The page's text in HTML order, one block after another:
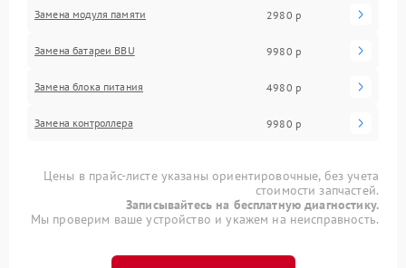
Замена модуля памяти 2980 р
Замена батареи BBU 9980 р
Замена блока питания 4980 р
Замена контроллера 9980 р
Цены в прайс-листе указаны ориентировочные, без учета
стоимости запчастей.
Записывайтесь на бесплатную диагностику.
Мы проверим ваше устройство и укажем на неисправность.